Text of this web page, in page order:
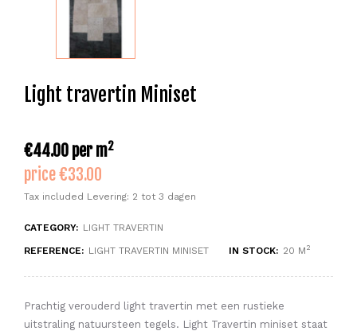
Light travertin Miniset
€44.00 per m2
price €33.00
Tax included Levering: 2 tot 3 dagen
CATEGORY: LIGHT TRAVERTIN
REFERENCE: LIGHT TRAVERTIN MINISET IN STOCK: 20 M 2
Prachtig verouderd light travertin met een rustieke
uitstraling natuursteen tegels. Light Travertin miniset staat